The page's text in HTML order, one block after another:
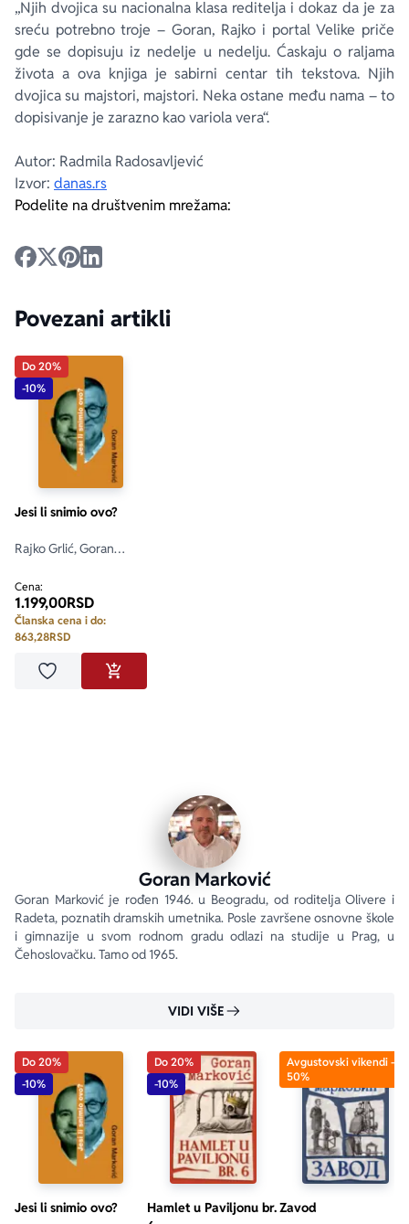
„Njih dvojica su nacionalna klasa reditelja i dokaz da je za
sreću potrebno troje – Goran, Rajko i portal Velike priče
gde se dopisuju iz nedelje u nedelju. Ćaskaju o raljama
života a ova knjiga je sabirni centar tih tekstova. Njih
dvojica su majstori, majstori. Neka ostane među nama – to
dopisivanje je zarazno kao variola vera“.
Autor: Radmila Radosavljević
Izvor: danas.rs
Podelite na društvenim mrežama:
Povezani artikli
Do 20%
-10%
Jesi li snimio ovo?
Rajko Grlić, Goran
Cena:
1.199,00RSD
Članska cena i do:
863,28RSD
Dodaj u omiljeneDODAJ U KORPU
Goran Marković
Goran Marković je rođen 1946. u Beogradu, od roditelja Olivere i
Radeta, poznatih dramskih umetnika. Posle završene osnovne škole
i gimnazije u svom rodnom gradu odlazi na studije u Prag, u
Čehoslovačku. Tamo od 1965.
VIDI VIŠE
Do 20%
-10%
Jesi li snimio ovo?
Do 20%
-10%
Hamlet u Paviljonu br.
Avgustovski vikendi -
50%
Zavod